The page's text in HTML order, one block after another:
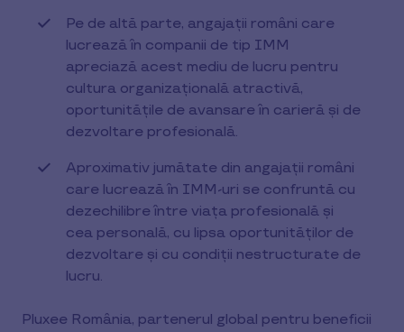
Pe de altă parte, angajații români care
lucrează în companii de tip IMM
apreciază acest mediu de lucru pentru
cultura organizațională atractivă,
oportunitățile de avansare în carieră și de
dezvoltare profesională.
Aproximativ jumătate din angajații români
care lucrează în IMM-uri se confruntă cu
dezechilibre între viața profesională și
cea personală, cu lipsa oportunităților de
dezvoltare și cu condiții nestructurate de
lucru.
Pluxee România, partenerul global pentru beneficii